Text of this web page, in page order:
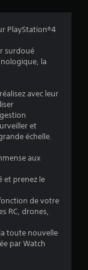
s
.
7
é
t
o
i
PlayStation®4
surdoué
la
avec leur
et
échelle.
aux
et prenez le
de votre
RC, drones,
toute nouvelle
par Watch